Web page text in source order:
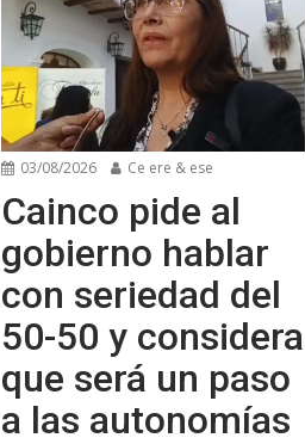
03/08/2026 Ce ere & ese
Cainco pide al
gobierno hablar
con seriedad del
50-50 y considera
que será un paso
a las autonomías